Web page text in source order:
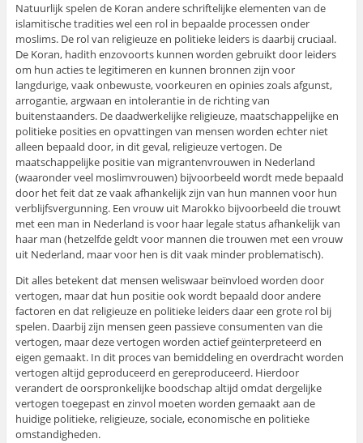
Natuurlijk spelen de Koran andere schriftelijke elementen van de
islamitische tradities wel een rol in bepaalde processen onder
moslims. De rol van religieuze en politieke leiders is daarbij cruciaal.
De Koran, hadith enzovoorts kunnen worden gebruikt door leiders
om hun acties te legitimeren en kunnen bronnen zijn voor
langdurige, vaak onbewuste, voorkeuren en opinies zoals afgunst,
arrogantie, argwaan en intolerantie in de richting van
buitenstaanders. De daadwerkelijke religieuze, maatschappelijke en
politieke posities en opvattingen van mensen worden echter niet
alleen bepaald door, in dit geval, religieuze vertogen. De
maatschappelijke positie van migrantenvrouwen in Nederland
(waaronder veel moslimvrouwen) bijvoorbeeld wordt mede bepaald
door het feit dat ze vaak afhankelijk zijn van hun mannen voor hun
verblijfsvergunning. Een vrouw uit Marokko bijvoorbeeld die trouwt
met een man in Nederland is voor haar legale status afhankelijk van
haar man (hetzelfde geldt voor mannen die trouwen met een vrouw
uit Nederland, maar voor hen is dit vaak minder problematisch).
Dit alles betekent dat mensen weliswaar beïnvloed worden door
vertogen, maar dat hun positie ook wordt bepaald door andere
factoren en dat religieuze en politieke leiders daar een grote rol bij
spelen. Daarbij zijn mensen geen passieve consumenten van die
vertogen, maar deze vertogen worden actief geïnterpreteerd en
eigen gemaakt. In dit proces van bemiddeling en overdracht worden
vertogen altijd geproduceerd en gereproduceerd. Hierdoor
verandert de oorspronkelijke boodschap altijd omdat dergelijke
vertogen toegepast en zinvol moeten worden gemaakt aan de
huidige politieke, religieuze, sociale, economische en politieke
omstandigheden.